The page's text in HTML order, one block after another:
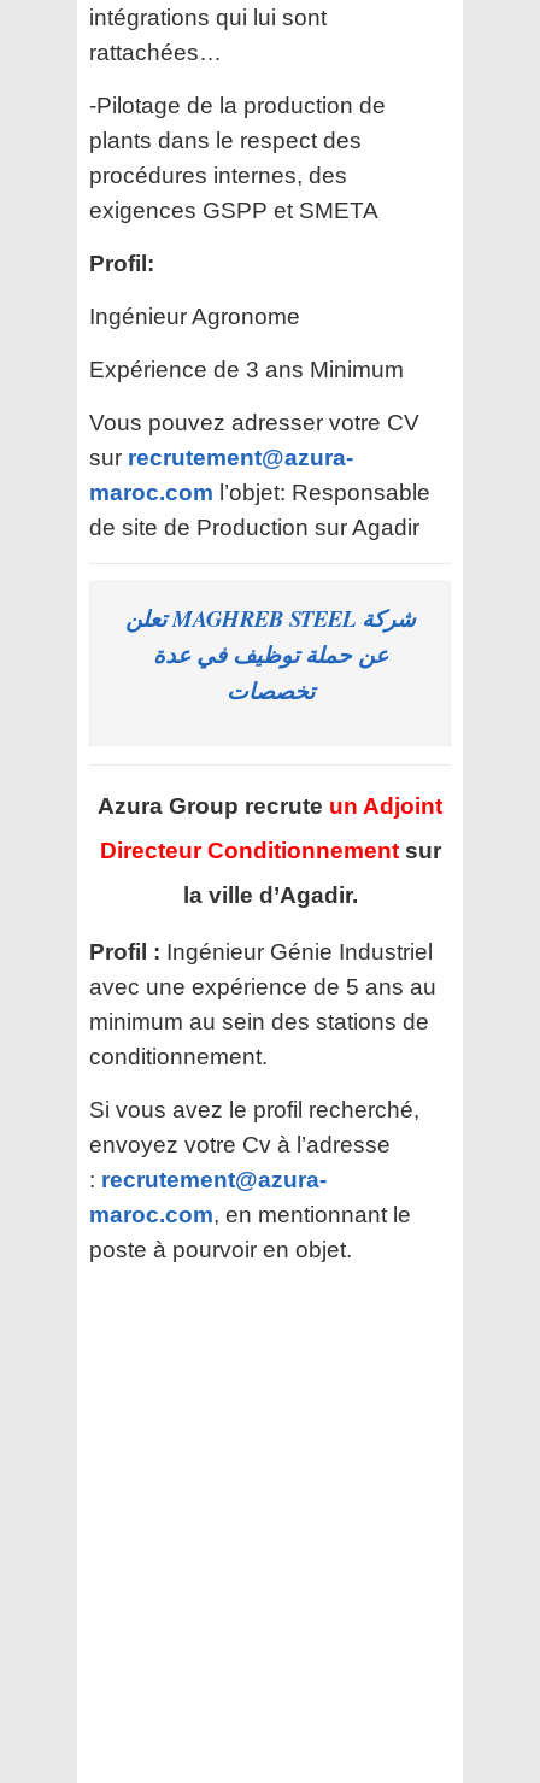
intégrations qui lui sont
rattachées…
-Pilotage de la production de
plants dans le respect des
procédures internes, des
exigences GSPP et SMETA
Profil:
Ingénieur Agronome
Expérience de 3 ans Minimum
Vous pouvez adresser votre CV
sur recrutement@azura-
maroc.com l’objet: Responsable
de site de Production sur Agadir
شركة MAGHREB STEEL تعلن
عن حملة توظيف في عدة
تخصصات
Azura Group recrute un Adjoint
Directeur Conditionnementsur
la ville d’Agadir.
Profil : Ingénieur Génie Industriel
avec une expérience de 5 ans au
minimum au sein des stations de
conditionnement.
Si vous avez le profil recherché,
envoyez votre Cv à l’adresse
: recrutement@azura-
maroc.com, en mentionnant le
poste à pourvoir en objet.